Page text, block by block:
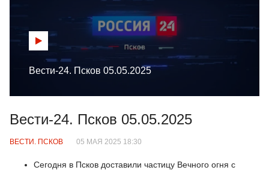
Вести-24. Псков 05.05.2025
Вести-24. Псков 05.05.2025
ВЕСТИ. ПСКОВ 05 МАЯ 2025 18:30
Сегодня в Псков доставили частицу Вечного огня с